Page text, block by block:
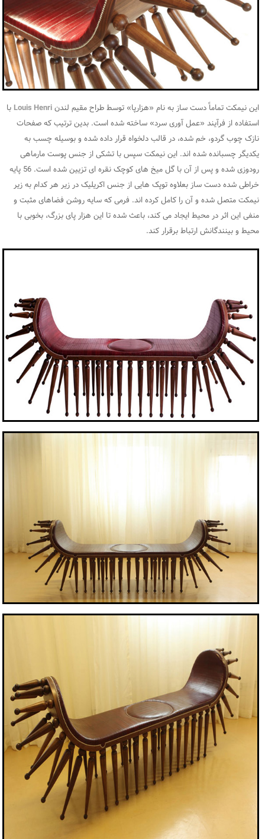
این نیمکت تماماً دست ساز به نام «هزارپا» توسط طراح مقیم لندنLouis Henri با
استفاده از فرآیند «عمل آوری سرد» ساخته شده است. بدین ترتیب که صفحات
نازک چوب گردو، خم شده، در قالب دلخواه قرار داده شده و بوسیله چسب به
یکدیگر چسبانده شده اند. این نیمکت سپس با تشکی از جنس پوست مارماهی
رودوزی شده و پس از آن با گل میخ های کوچک نقره ای تزیین شده است. 56 پایه
خراطی شده دست ساز بعلاوه توپک هایی از جنس اکریلیک در زیر هر کدام به زیر
نیمکت متصل شده و آن را کامل کرده اند. فرمی که سایه روشن فضاهای مثبت و
منفی این اثر در محیط ایجاد می کند، باعث شده تا این هزار پای بزرگ، بخوبی با
محیط و بینندگانش ارتباط برقرار کند.